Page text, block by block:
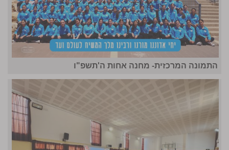
התמונה המרכזית- מחנה אחות ה'תשפ"ו